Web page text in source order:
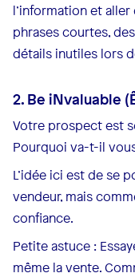
l’information et
phrases courtes,
détails inutiles lors
2. Be iNvaluable
Votre prospect est
Pourquoi va-t-il
L’idée ici est de se
vendeur, mais
confiance.
Petite astuce :
même la vente.